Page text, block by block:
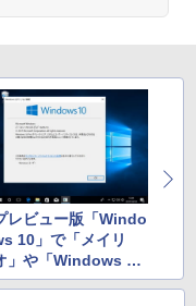
ド - 2,000 Robux 【限
テムを含む】 【オンラ
】 ロブロックス | オン
& Business 202
んやさしい 教科書:
者 素人 でも安心 使い
業にもコンテンツ作成
！ 非エンジニアのた
グ入門シリーズ
: 思い通りの絵を引き
言葉 AI画像生成シリー
調節ライト、12週間
(16GB) 7イ
、色調調節ライト、12
ー、広告なし、ブラッ
レビュー版「Windo
10」で「メイリ
」や「Windows Me
Player」が消え